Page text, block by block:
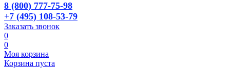
8 (800) 777-75-98
+7 (495) 108-53-79
Заказать звонок
0
0
Моя корзина
Корзина пуста